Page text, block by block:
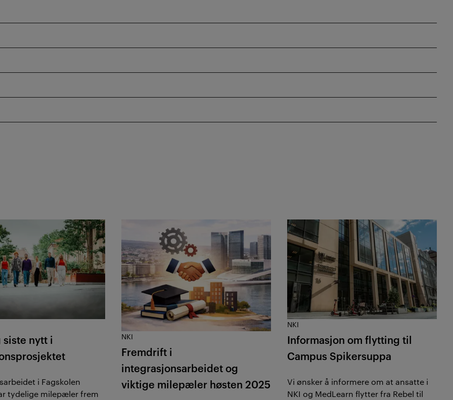
Kristiania
siste nytt i
i Fagskolen
tydelige milepæler frem
nytt i integrasjonsprosjektet
NKI
Fremdrift i
integrasjonsarbeidet og
viktige milepæler høsten 2025
Fremdrift i integrasjonsarbeidet og viktige milepæler høsten 2025
NKI
Informasjon om flytting til
Campus Spikersuppa
Vi ønsker å informere om at ansatte i
NKI og MedLearn flytter fra Rebel til
Informasjon om flytting til Campus